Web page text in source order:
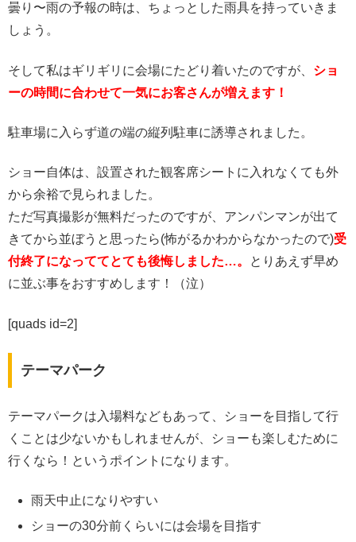
曇り〜雨の予報の時は、ちょっとした雨具を持っていきま
しょう。
そして私はギリギリに会場にたどり着いたのですが、 ショ
ーの時間に合わせて一気にお客さんが増えます！
駐車場に入らず道の端の縦列駐車に誘導されました。
ショー自体は、設置された観客席シートに入れなくても外
から余裕で見られました。
ただ写真撮影が無料だったのですが、アンパンマンが出て
きてから並ぼうと思ったら(怖がるかわからなかったので)受
付終了になっててとても後悔しました…。
とりあえず早め
に並ぶ事をおすすめします！（泣）
[quads id=2]
テーマパーク
テーマパークは入場料などもあって、ショーを目指して行
くことは少ないかもしれませんが、ショーも楽しむために
行くなら！というポイントになります。
雨天中止になりやすい
ショーの30分前くらいには会場を目指す